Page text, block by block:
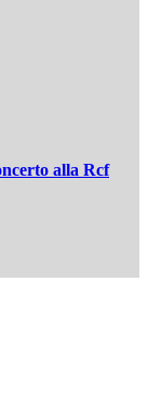
alla Rcf